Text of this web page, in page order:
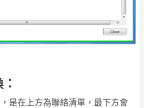
是在上方為聯絡清單，最下方會